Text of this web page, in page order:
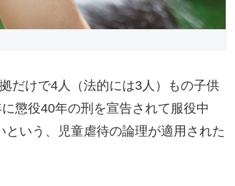
だけで4人（法的には3人）もの子供
懲役40年の刑を宣告されて服役中
いう、児童虐待の論理が適用された